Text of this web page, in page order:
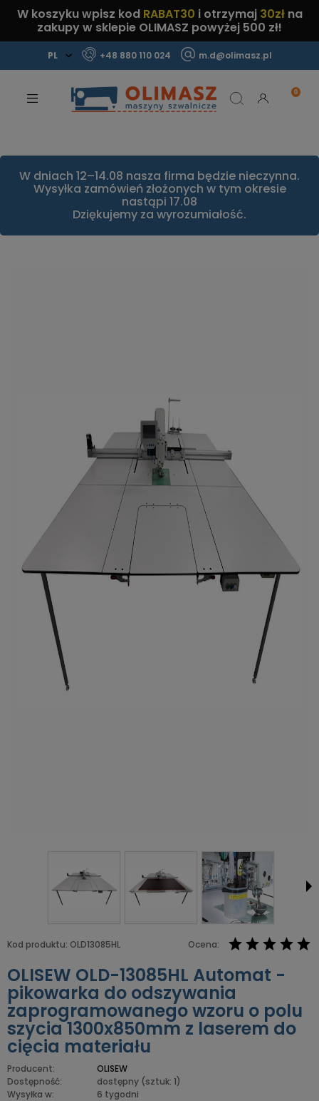
W koszyku wpisz kod RABAT30 i otrzymaj 30złna
zakupy w sklepie OLIMASZ powyżej 500 zł!
+48 880 110 024 m.d@olimasz.pl
Sprawdź!
W dniach 12–14.08 nasza firma będzie nieczynna.
Wysyłka zamówień złożonych w tym okresie
nastąpi 17.08
Dziękujemy za wyrozumiałość.
Ocena:
Kod produktu: OLD13085HL
OLISEW OLD-13085HL Automat -
pikowarka do odszywania
zaprogramowanego wzoru o polu
szycia 1300x850mm z laserem do
cięcia materiału
Producent:
OLISEW
Dostępność:
dostępny (sztuk: 1)
Wysyłka w:
6 tygodni